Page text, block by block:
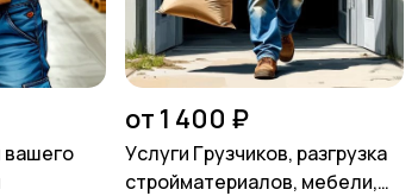
вашего
от 1 400 ₽
Уcлуги Гpузчиков, pазгрузка
стpоймaтеpиалoв, мебели,